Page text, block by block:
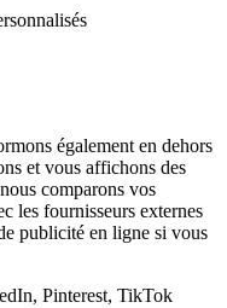
également en dehors
et vous affichons des
comparons vos
les fournisseurs externes
publicité en ligne si vous
Pinterest, TikTok